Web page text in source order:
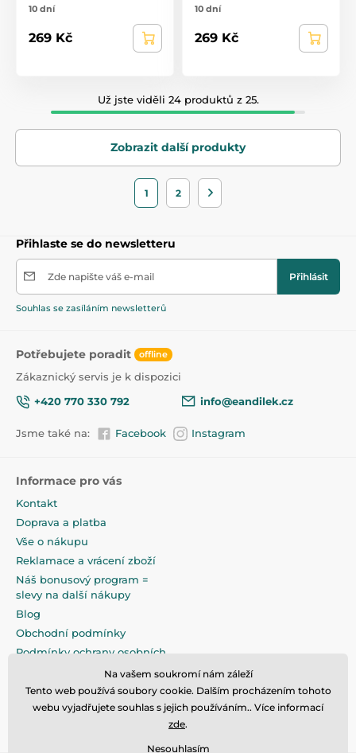
10 dní
269 Kč
10 dní
269 Kč
Už jste viděli 24 produktů z 25.
Zobrazit další produkty
1 2
Přihlaste se do newsletteru
Zde napište váš e-mail Přihlásit
Souhlas se zasíláním newsletterů
Potřebujete poradit offline
Zákaznický servis je k dispozici
+420 770 330 792
info@eandilek.cz
Jsme také na: Facebook Instagram
Informace pro vás
Kontakt
Doprava a platba
Vše o nákupu
Reklamace a vrácení zboží
Náš bonusový program =
slevy na další nákupy
Blog
Obchodní podmínky
Podmínky ochrany osobních
Na pečlivé zabalení klademe
maximální důraz
Na vašem soukromí nám záleží
Tento web používá soubory cookie. Dalším procházením tohoto
webu vyjadřujete souhlas s jejich používáním.. Více informací
zde.
Nesouhlasím